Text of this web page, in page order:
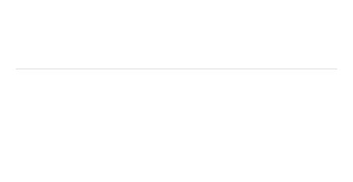
ー・3位にリンディ・ダンカン（米国）、トータル